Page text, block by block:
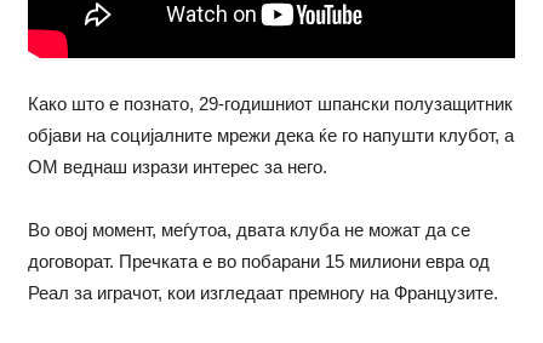
Како што е познато, 29-годишниот шпански полузащитник
објави на социјалните мрежи дека ќе го напушти клубот, а
ОМ веднаш изрази интерес за него.
Во овој момент, меѓутоа, двата клуба не можат да се
договорат. Пречката е во побарани 15 милиони евра од
Реал за играчот, кои изгледаат премногу на Французите.